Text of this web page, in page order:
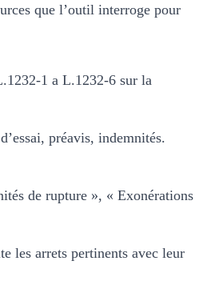
que l’outil interroge pour
1 a L.1232-6 sur la
préavis, indemnités.
de rupture », « Exonérations
les arrets pertinents avec leur